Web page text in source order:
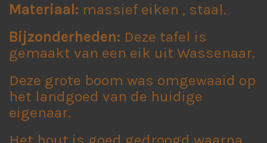
Materiaal: massief eiken , staal.
Bijzonderheden: Deze tafel is
gemaakt van een eik uit Wassenaar.
Deze grote boom was omgewaaid op
het landgoed van de huidige
eigenaar.